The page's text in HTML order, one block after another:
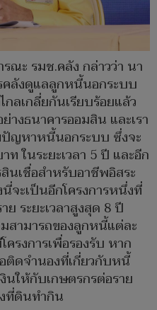
ณะ รมช.คลัง กล่าวว่า นา
คลังดูแลลูกหนี้นอกระบบ
ลเกลี่ยกันเรียบร้อยแล้ว
างธนาคารออมสิน และเรา
ปัญหาหนี้นอกระบบ ซึ่งจะ
ในระยะเวลา 5 ปี และอีก
สินเชื่อสำหรับอาชีพอิสระ
จะเป็นอีกโครงการหนึ่งที่
ระยะเวลาสูงสุด 8 ปี
สามารถของลูกหนี้แต่ละ
รงการเพื่อรองรับ หาก
ติดจำนองที่เกี่ยวกับหนี้
นให้กับเกษตรกรต่อราย
ที่ดินทำกิน